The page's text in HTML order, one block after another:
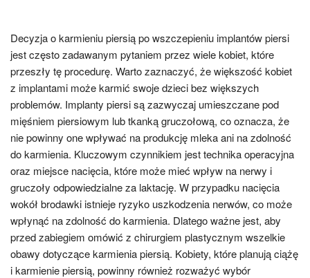
Decyzja o karmieniu piersią po wszczepieniu implantów piersi
jest często zadawanym pytaniem przez wiele kobiet, które
przeszły tę procedurę. Warto zaznaczyć, że większość kobiet
z implantami może karmić swoje dzieci bez większych
problemów. Implanty piersi są zazwyczaj umieszczane pod
mięśniem piersiowym lub tkanką gruczołową, co oznacza, że
nie powinny one wpływać na produkcję mleka ani na zdolność
do karmienia. Kluczowym czynnikiem jest technika operacyjna
oraz miejsce nacięcia, które może mieć wpływ na nerwy i
gruczoły odpowiedzialne za laktację. W przypadku nacięcia
wokół brodawki istnieje ryzyko uszkodzenia nerwów, co może
wpłynąć na zdolność do karmienia. Dlatego ważne jest, aby
przed zabiegiem omówić z chirurgiem plastycznym wszelkie
obawy dotyczące karmienia piersią. Kobiety, które planują ciążę
i karmienie piersią, powinny również rozważyć wybór